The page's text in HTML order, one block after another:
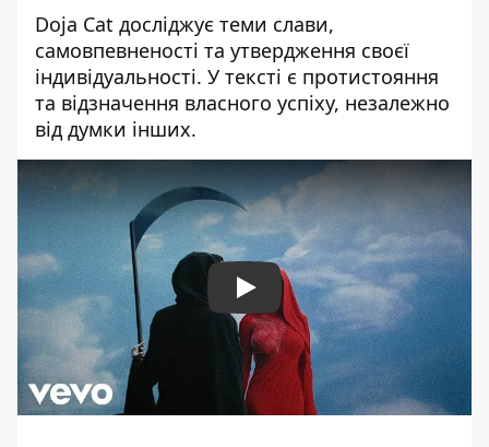
Doja Cat досліджує теми слави,
самовпевненості та утвердження своєї
індивідуальності. У тексті є протистояння
та відзначення власного успіху, незалежно
від думки інших.
Play